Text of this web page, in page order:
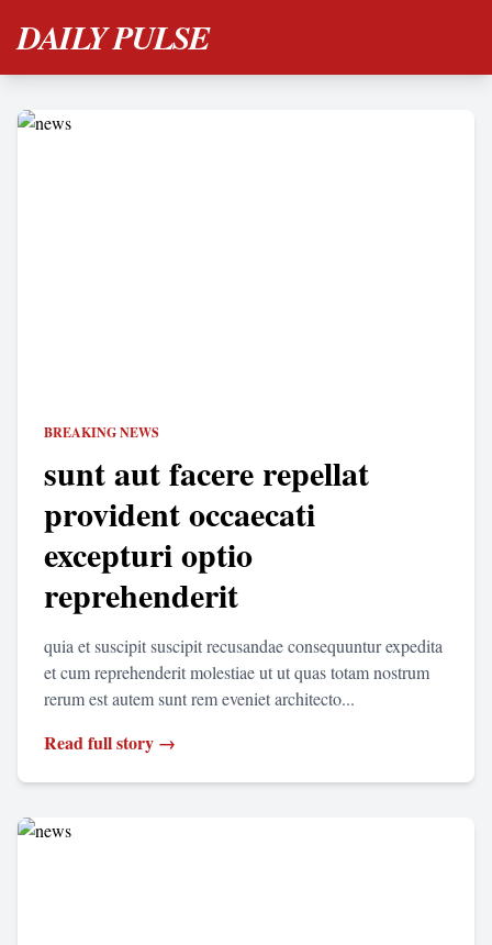
DAILY PULSE
BREAKING NEWS
sunt aut facere repellat
provident occaecati
excepturi optio
reprehenderit
quia et suscipit suscipit recusandae consequuntur expedita
et cum reprehenderit molestiae ut ut quas totam nostrum
rerum est autem sunt rem eveniet architecto...
Read full story →